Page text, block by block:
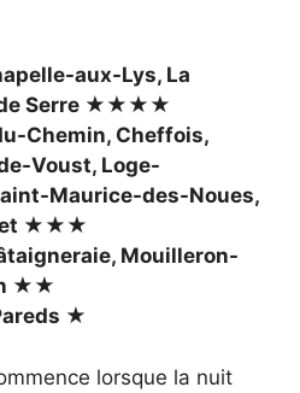
aux-Lys, La
de Serre ★★★★
Chemin, Cheffois,
Voust, Loge-
Maurice-des-Noues,
★★★
Mouilleron-
★★
★
lorsque la nuit